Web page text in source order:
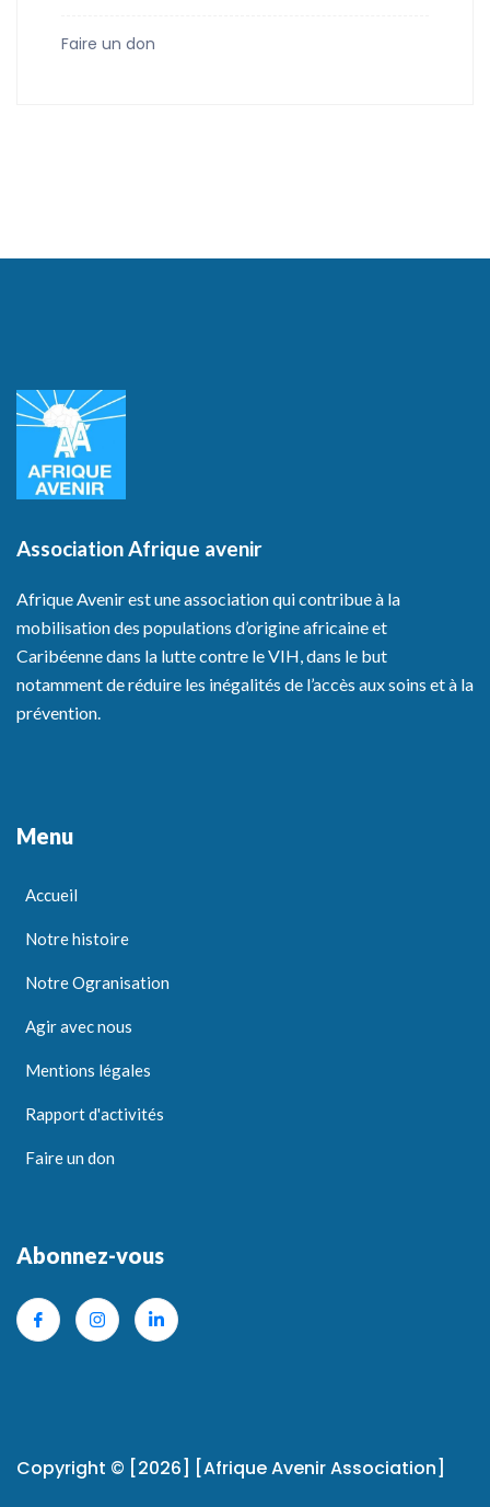
Faire un don
Association Afrique avenir
Afrique Avenir est une association qui contribue à la
mobilisation des populations d’origine africaine et
Caribéenne dans la lutte contre le VIH, dans le but
notamment de réduire les inégalités de l’accès aux soins et à la
prévention.
Menu
Accueil
Notre histoire
Notre Ogranisation
Agir avec nous
Mentions légales
Rapport d'activités
Faire un don
Abonnez-vous
Copyright © [2026] [Afrique Avenir Association]